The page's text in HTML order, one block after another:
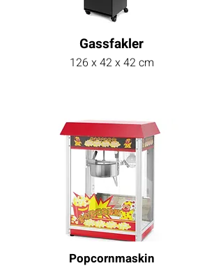
Gassfakler
126 x 42 x 42 cm
Popcornmaskin